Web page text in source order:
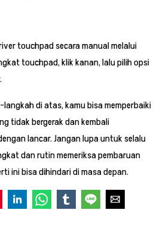
touchpad secara manual melalui
touchpad, klik kanan, lalu pilih opsi
di atas, kamu bisa memperbaiki
tidak bergerak dan kembali
lancar. Jangan lupa untuk selalu
dan rutin memeriksa pembaruan
ini bisa dihindari di masa depan.